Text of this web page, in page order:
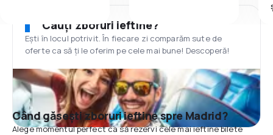
Cauți zboruri ieftine?
Ești în locul potrivit. În fiecare zi comparăm sute de
oferte ca să ți le oferim pe cele mai bune! Descoperă!
Când găsești zboruri ieftine spre Madrid?
Alege momentul perfect ca să rezervi cele mai ieftine bilete